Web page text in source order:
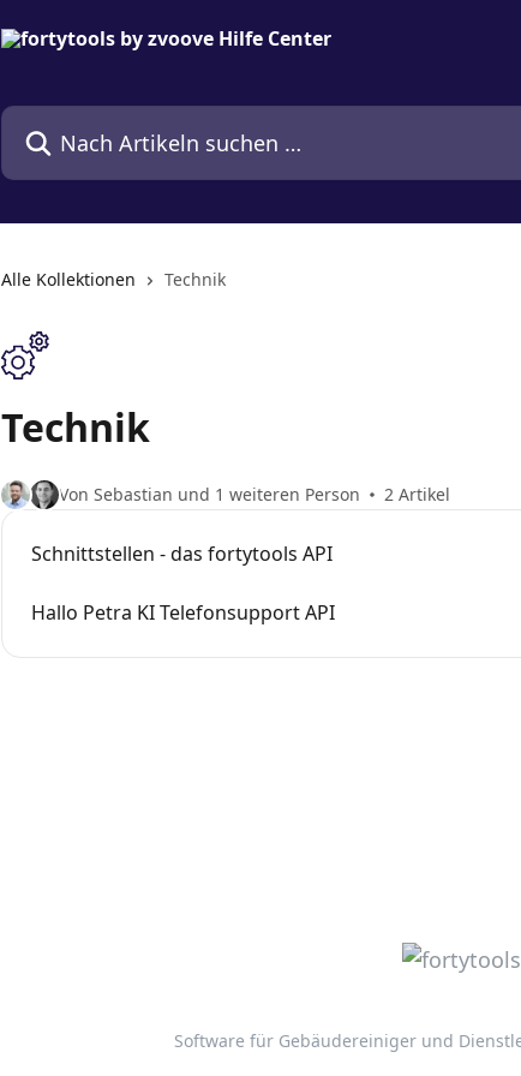
Nach Artikeln suchen …
Alle Kollektionen Technik
Technik
Von Sebastian und 1 weiteren Person 2 Artikel
Schnittstellen - das fortytools API
Hallo Petra KI Telefonsupport API
Software für Gebäudereiniger und